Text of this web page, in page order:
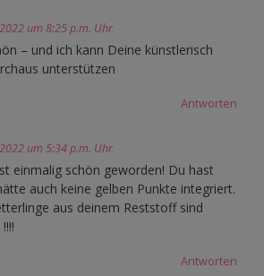
um 8:25 p.m. Uhr
– und ich kann Deine künstlerisch
unterstützen
Antworten
um 5:34 p.m. Uhr
einmalig schön geworden! Du hast
auch keine gelben Punkte integriert.
aus deinem Reststoff sind
Antworten